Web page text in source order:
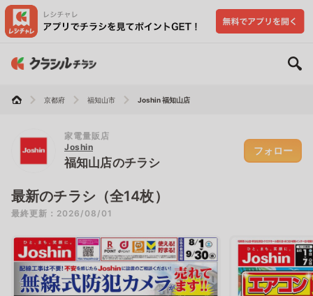
京都府 福知山市 Joshin 福知山店
家電量販店
Joshin
福知山店のチラシ
フォロー
最新のチラシ（全14枚）
最終更新：2026/08/01